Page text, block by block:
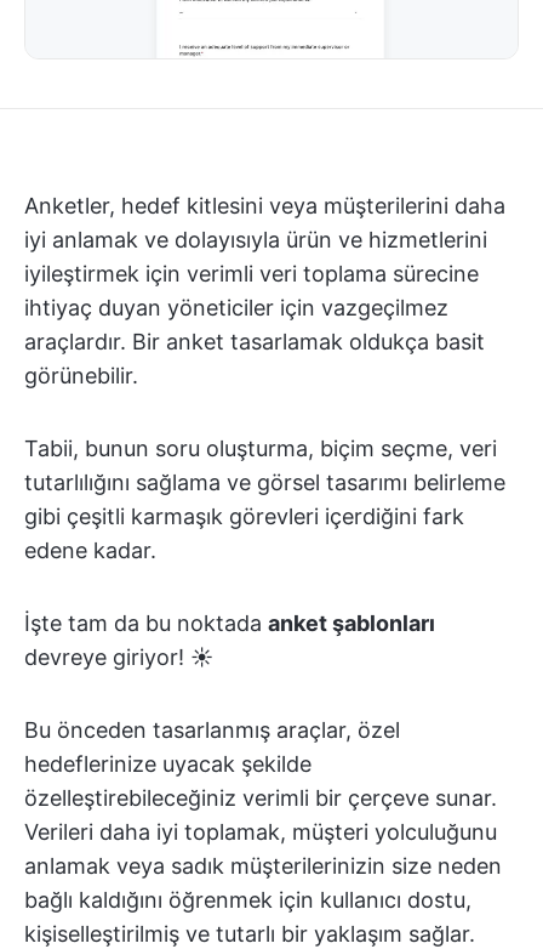
Anketler, hedef kitlesini veya müşterilerini daha
iyi anlamak ve dolayısıyla ürün ve hizmetlerini
iyileştirmek için verimli veri toplama sürecine
ihtiyaç duyan yöneticiler için vazgeçilmez
araçlardır. Bir anket tasarlamak oldukça basit
görünebilir.
Tabii, bunun soru oluşturma, biçim seçme, veri
tutarlılığını sağlama ve görsel tasarımı belirleme
gibi çeşitli karmaşık görevleri içerdiğini fark
edene kadar.
İşte tam da bu noktada anket şablonları
devreye giriyor! ☀️
Bu önceden tasarlanmış araçlar, özel
hedeflerinize uyacak şekilde
özelleştirebileceğiniz verimli bir çerçeve sunar.
Verileri daha iyi toplamak, müşteri yolculuğunu
anlamak veya sadık müşterilerinizin size neden
bağlı kaldığını öğrenmek için kullanıcı dostu,
kişiselleştirilmiş ve tutarlı bir yaklaşım sağlar.